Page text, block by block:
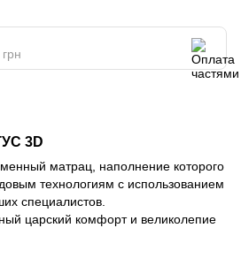
3D
матрац, наполнение которого
технологиям с использованием
специалистов.
царский комфорт и великолепие